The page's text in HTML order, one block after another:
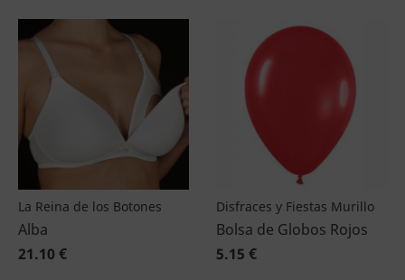
La Reina de los Botones
Alba
21.10 €
Disfraces y Fiestas Murillo
Bolsa de Globos Rojos
5.15 €